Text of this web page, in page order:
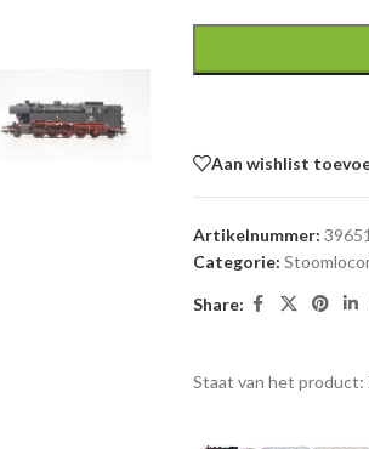
Aan wishlist
Artikelnummer:
Categorie:
Share:
Staat van het product: